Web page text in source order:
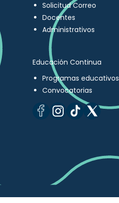
Solicitud Correo
Docentes
Administrativos
Educación Continua
Programas educativos
Convocatorias